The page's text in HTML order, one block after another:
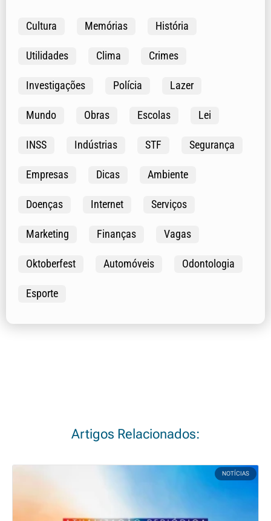
Cultura Memórias História
Utilidades Clima Crimes
Investigações Polícia Lazer
Mundo Obras Escolas Lei
INSS Indústrias STF Segurança
Empresas Dicas Ambiente
Doenças Internet Serviços
Marketing Finanças Vagas
Oktoberfest Automóveis Odontologia
Esporte
Artigos Relacionados:
NOTÍCIAS